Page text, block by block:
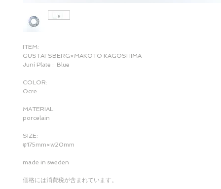
ITEM:
GUSTAFSBERG×MAKOTO KAGOSHIMA
Juni Plate : Blue
COLOR:
Ocre
MATERIAL:
porcelain
SIZE:
φ175mm×w20mm
made in sweden
価格には消費税が含まれています。